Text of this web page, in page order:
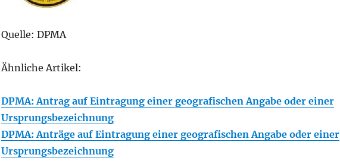
Quelle: DPMA
Ähnliche Artikel:
DPMA: Antrag auf Eintragung einer geografischen Angabe oder einer
Ursprungsbezeichnung
DPMA: Anträge auf Eintragung einer geografischen Angabe oder einer
Ursprungsbezeichnung